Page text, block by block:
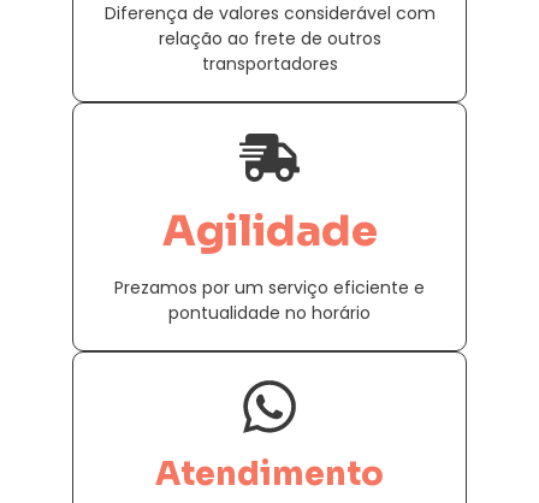
Diferença de valores considerável com
relação ao frete de outros
transportadores
Agilidade
Prezamos por um serviço eficiente e
pontualidade no horário
Atendimento